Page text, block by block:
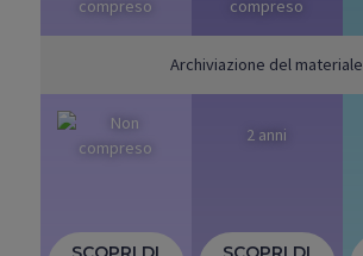
Archiviazione del materiale
2 anni